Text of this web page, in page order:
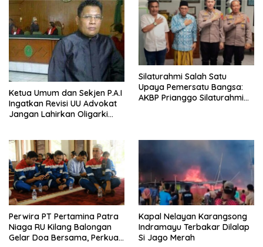
Ketua Umum dan Sekjen P.A.I
Ingatkan Revisi UU Advokat
Jangan Lahirkan Oligarki
Silaturahmi Salah Satu
Upaya Pemersatu Bangsa:
AKBP Prianggo Silaturahmi
Perwira PT Pertamina Patra
Niaga RU Kilang Balongan
Gelar Doa Bersama, Perkuat
Kapal Nelayan Karangsong
Indramayu Terbakar Dilalap
Si Jago Merah